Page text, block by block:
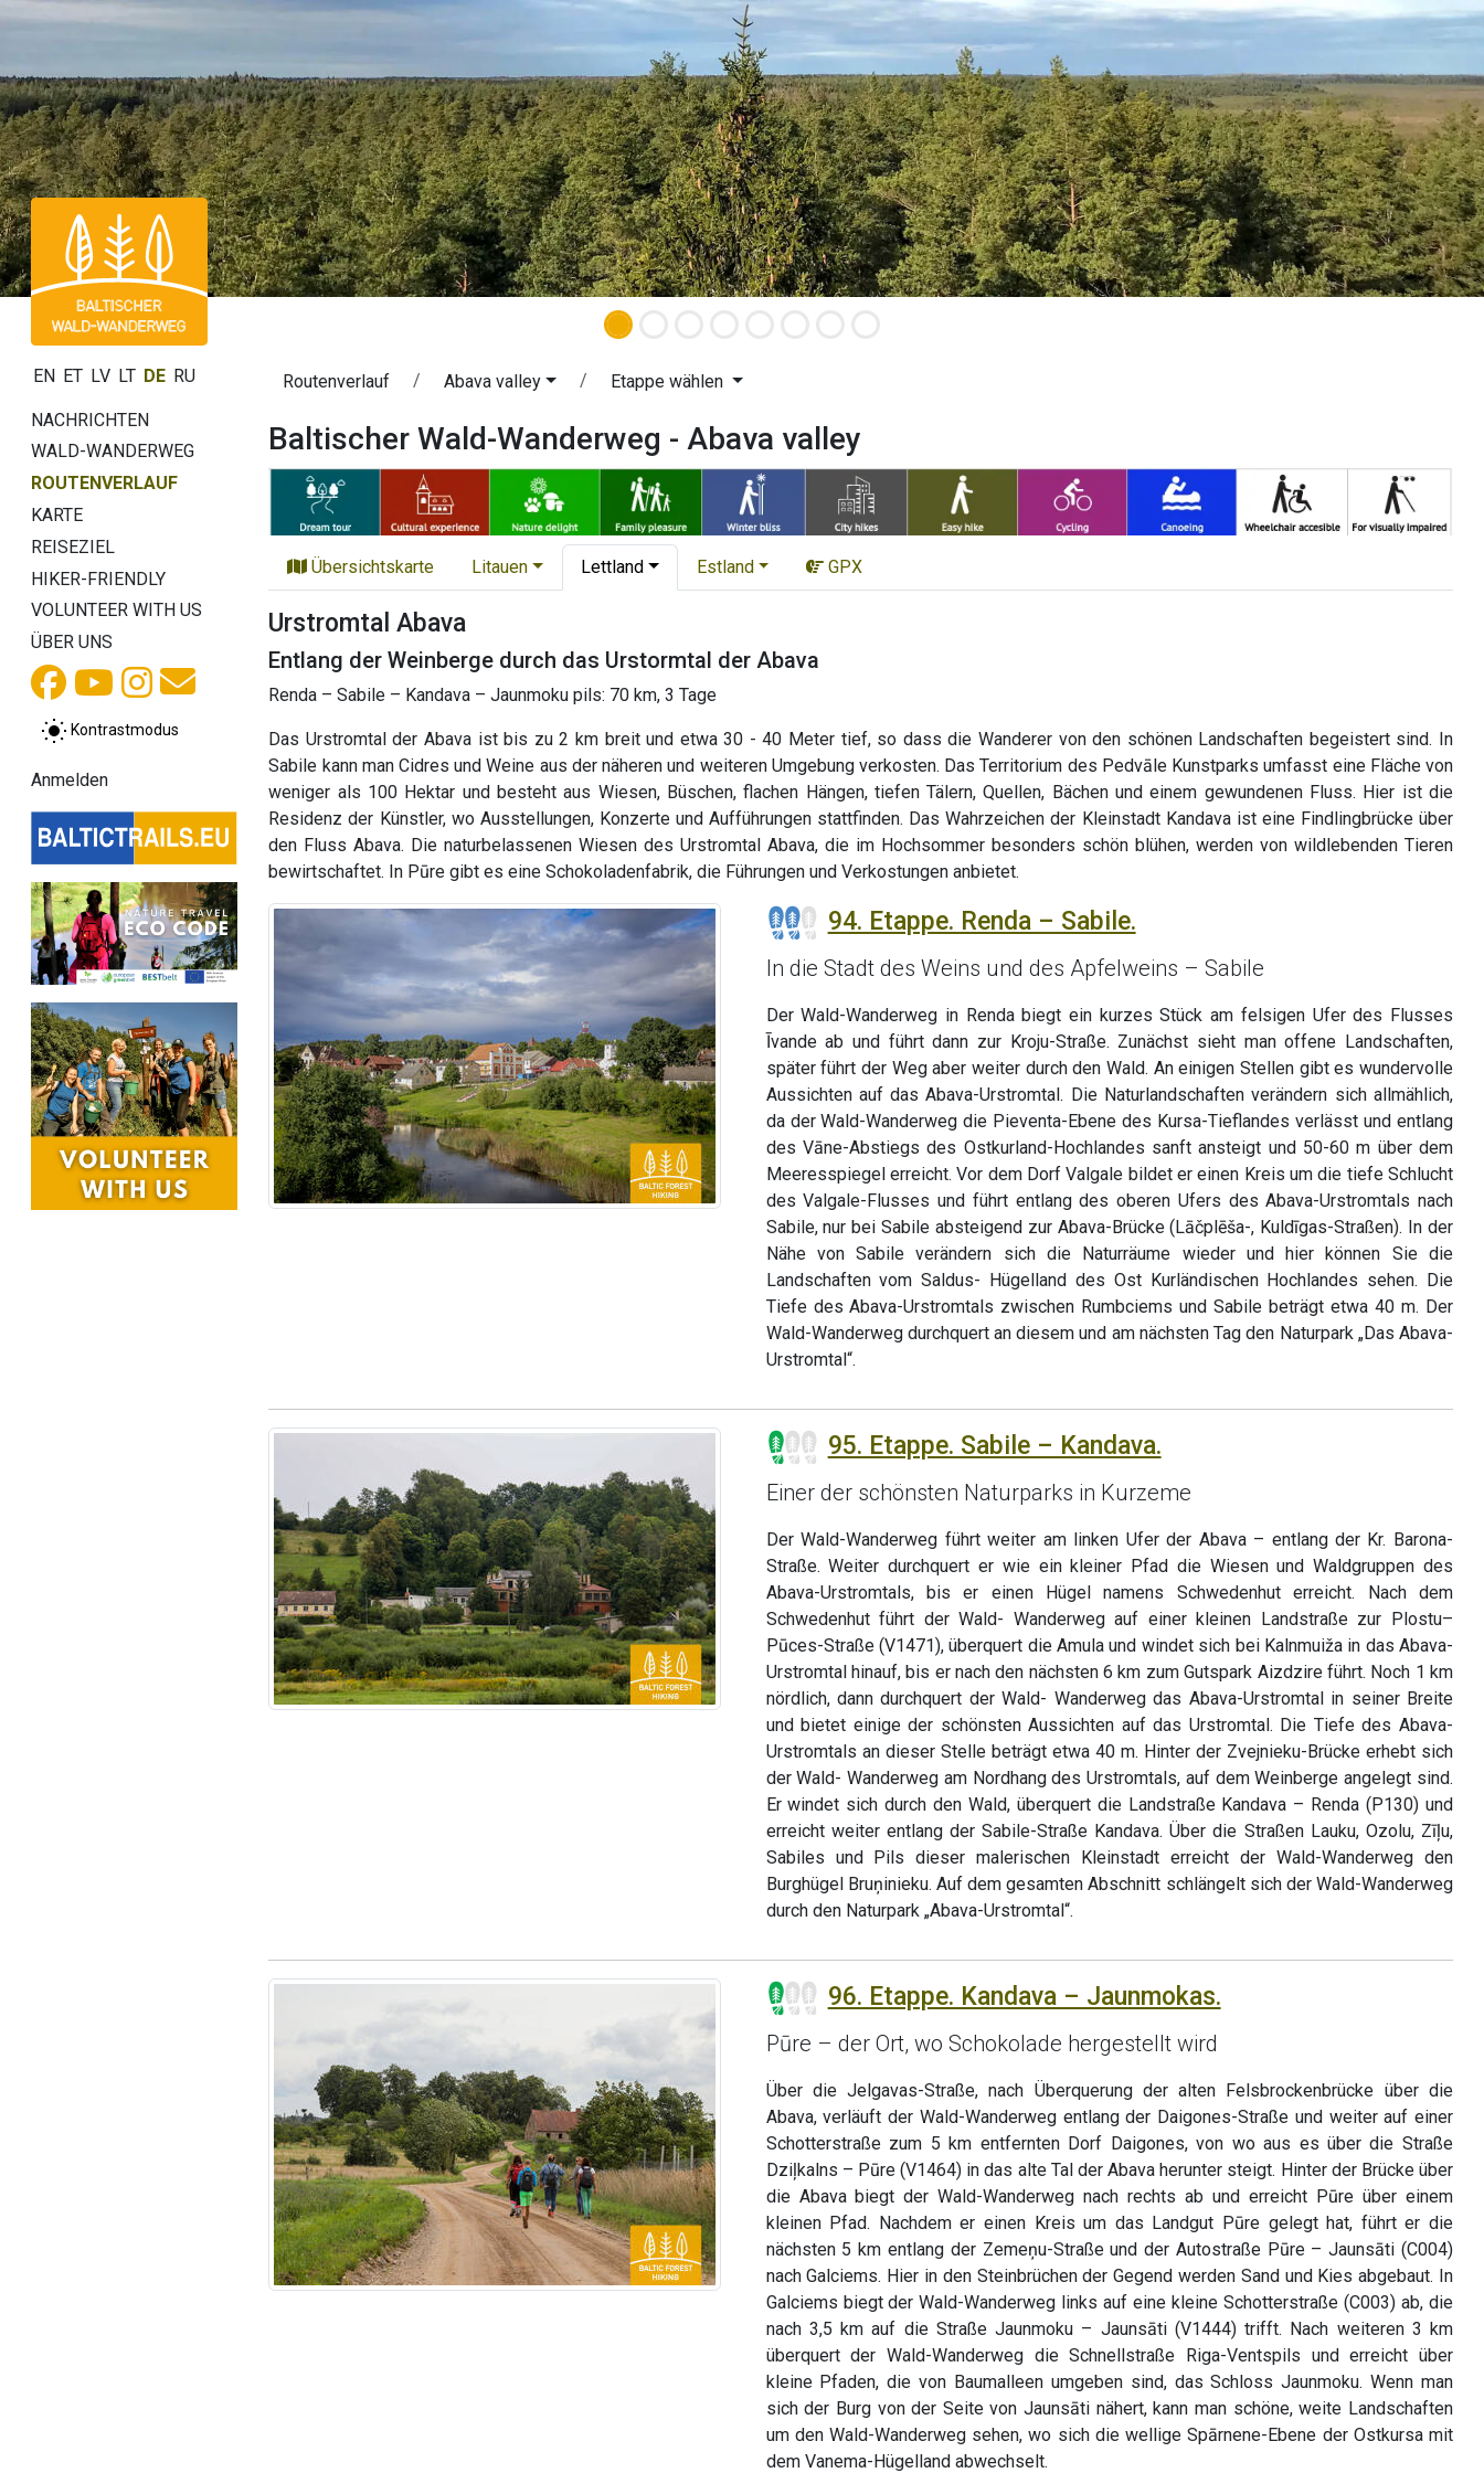
EN ET LV LT DE RU
NACHRICHTEN
WALD-WANDERWEG
ROUTENVERLAUF
KARTE
REISEZIEL
HIKER-FRIENDLY
VOLUNTEER WITH US
ÜBER UNS
Kontrastmodus
Anmelden
Routenverlauf Abava valley Etappe wählen
Baltischer Wald-Wanderweg - Abava valley
Übersichtskarte Litauen Lettland Estland GPX
Urstromtal Abava
Entlang der Weinberge durch das Urstormtal der Abava
Renda – Sabile – Kandava – Jaunmoku pils: 70 km, 3 Tage
Das Urstromtal der Abava ist bis zu 2 km breit und etwa 30 - 40 Meter tief, so dass die Wanderer von den schönen Landschaften begeistert sind. In
Sabile kann man Cidres und Weine aus der näheren und weiteren Umgebung verkosten. Das Territorium des Pedvāle Kunstparks umfasst eine Fläche von
weniger als 100 Hektar und besteht aus Wiesen, Büschen, flachen Hängen, tiefen Tälern, Quellen, Bächen und einem gewundenen Fluss. Hier ist die
Residenz der Künstler, wo Ausstellungen, Konzerte und Aufführungen stattfinden. Das Wahrzeichen der Kleinstadt Kandava ist eine Findlingbrücke über
den Fluss Abava. Die naturbelassenen Wiesen des Urstromtal Abava, die im Hochsommer besonders schön blühen, werden von wildlebenden Tieren
bewirtschaftet. In Pūre gibt es eine Schokoladenfabrik, die Führungen und Verkostungen anbietet.
94. Etappe. Renda – Sabile.
In die Stadt des Weins und des Apfelweins – Sabile
Der Wald-Wanderweg in Renda biegt ein kurzes Stück am felsigen Ufer des Flusses
Īvande ab und führt dann zur Kroju-Straße. Zunächst sieht man offene Landschaften,
später führt der Weg aber weiter durch den Wald. An einigen Stellen gibt es wundervolle
Aussichten auf das Abava-Urstromtal. Die Naturlandschaften verändern sich allmählich,
da der Wald-Wanderweg die Pieventa-Ebene des Kursa-Tieflandes verlässt und entlang
des Vāne-Abstiegs des Ostkurland-Hochlandes sanft ansteigt und 50-60 m über dem
Meeresspiegel erreicht. Vor dem Dorf Valgale bildet er einen Kreis um die tiefe Schlucht
des Valgale-Flusses und führt entlang des oberen Ufers des Abava-Urstromtals nach
Sabile, nur bei Sabile absteigend zur Abava-Brücke (Lāčplēša-, Kuldīgas-Straßen). In der
Nähe von Sabile verändern sich die Naturräume wieder und hier können Sie die
Landschaften vom Saldus- Hügelland des Ost Kurländischen Hochlandes sehen. Die
Tiefe des Abava-Urstromtals zwischen Rumbciems und Sabile beträgt etwa 40 m. Der
Wald-Wanderweg durchquert an diesem und am nächsten Tag den Naturpark „Das Abava-
Urstromtal“.
95. Etappe. Sabile – Kandava.
Einer der schönsten Naturparks in Kurzeme
Der Wald-Wanderweg führt weiter am linken Ufer der Abava – entlang der Kr. Barona-
Straße. Weiter durchquert er wie ein kleiner Pfad die Wiesen und Waldgruppen des
Abava-Urstromtals, bis er einen Hügel namens Schwedenhut erreicht. Nach dem
Schwedenhut führt der Wald- Wanderweg auf einer kleinen Landstraße zur Plostu–
Pūces-Straße (V1471), überquert die Amula und windet sich bei Kalnmuiža in das Abava-
Urstromtal hinauf, bis er nach den nächsten 6 km zum Gutspark Aizdzire führt. Noch 1 km
nördlich, dann durchquert der Wald- Wanderweg das Abava-Urstromtal in seiner Breite
und bietet einige der schönsten Aussichten auf das Urstromtal. Die Tiefe des Abava-
Urstromtals an dieser Stelle beträgt etwa 40 m. Hinter der Zvejnieku-Brücke erhebt sich
der Wald- Wanderweg am Nordhang des Urstromtals, auf dem Weinberge angelegt sind.
Er windet sich durch den Wald, überquert die Landstraße Kandava – Renda (P130) und
erreicht weiter entlang der Sabile-Straße Kandava. Über die Straßen Lauku, Ozolu, Zīļu,
Sabiles und Pils dieser malerischen Kleinstadt erreicht der Wald-Wanderweg den
Burghügel Bruņinieku. Auf dem gesamten Abschnitt schlängelt sich der Wald-Wanderweg
durch den Naturpark „Abava-Urstromtal“.
96. Etappe. Kandava – Jaunmokas.
Pūre – der Ort, wo Schokolade hergestellt wird
Über die Jelgavas-Straße, nach Überquerung der alten Felsbrockenbrücke über die
Abava, verläuft der Wald-Wanderweg entlang der Daigones-Straße und weiter auf einer
Schotterstraße zum 5 km entfernten Dorf Daigones, von wo aus es über die Straße
Dziļkalns – Pūre (V1464) in das alte Tal der Abava herunter steigt. Hinter der Brücke über
die Abava biegt der Wald-Wanderweg nach rechts ab und erreicht Pūre über einem
kleinen Pfad. Nachdem er einen Kreis um das Landgut Pūre gelegt hat, führt er die
nächsten 5 km entlang der Zemeņu-Straße und der Autostraße Pūre – Jaunsāti (C004)
nach Galciems. Hier in den Steinbrüchen der Gegend werden Sand und Kies abgebaut. In
Galciems biegt der Wald-Wanderweg links auf eine kleine Schotterstraße (C003) ab, die
nach 3,5 km auf die Straße Jaunmoku – Jaunsāti (V1444) trifft. Nach weiteren 3 km
überquert der Wald-Wanderweg die Schnellstraße Riga-Ventspils und erreicht über
kleine Pfaden, die von Baumalleen umgeben sind, das Schloss Jaunmoku. Wenn man
sich der Burg von der Seite von Jaunsāti nähert, kann man schöne, weite Landschaften
um den Wald-Wanderweg sehen, wo sich die wellige Spārnene-Ebene der Ostkursa mit
dem Vanema-Hügelland abwechselt.